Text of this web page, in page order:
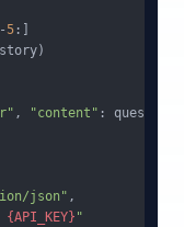
5 :]
, "content" :
json" ,
{API_KEY} "